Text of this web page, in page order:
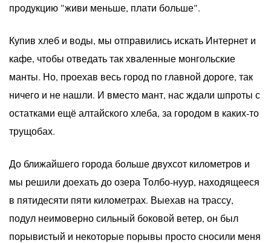
продукцию "живи меньше, плати больше".
Купив хлеб и воды, мы отправились искать Интернет и
кафе, чтобы отведать так хваленные монгольские
манты. Но, проехав весь город по главной дороге, так
ничего и не нашли. И вместо мант, нас ждали шпроты с
остатками ещё алтайского хлеба, за городом в каких-то
трущобах.
До ближайшего города больше двухсот километров и
мы решили доехать до озера Толбо-нуур, находящееся
в пятидесяти пяти километрах. Выехав на трассу,
подул неимоверно сильный боковой ветер, он был
порывистый и некоторые порывы просто сносили меня